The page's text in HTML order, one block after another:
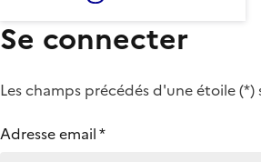
Se connecter
Les champs précédés d'une étoile (*)
Adresse email*